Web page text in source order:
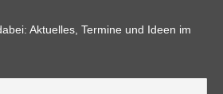
Aktuelles, Termine und Ideen im